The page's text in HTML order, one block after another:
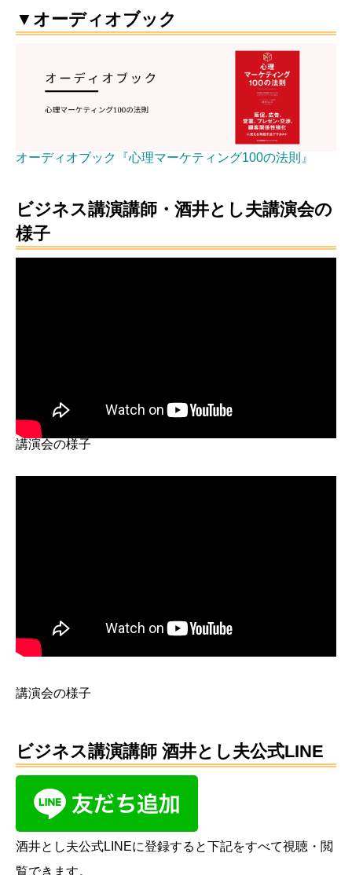
▼オーディオブック
オーディオブック『心理マーケティング100の法則』
ビジネス講演講師・酒井とし夫講演会の
様子
講演会の様子
講演会の様子
ビジネス講演講師 酒井とし夫公式LINE
酒井とし夫公式LINEに登録すると下記をすべて視聴・閲
覧できます。